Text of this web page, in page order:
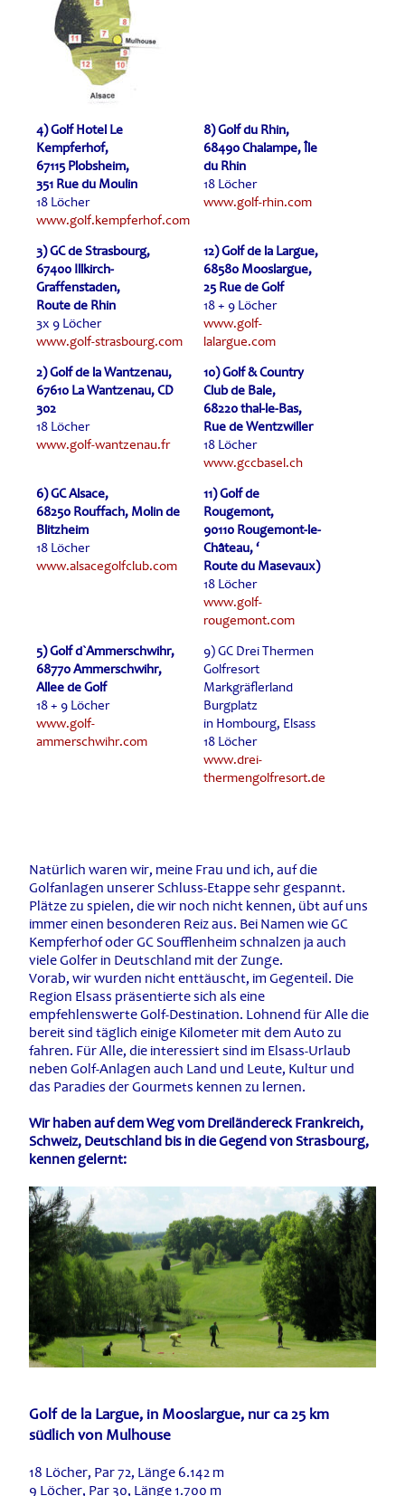
4) Golf Hotel Le
Kempferhof,
67115 Plobsheim,
351 Rue du Moulin
18 Löcher
www.golf.kempferhof.com
8) Golf du Rhin,
68490 Chalampe, Île
du Rhin
18 Löcher
www.golf-rhin.com
3) GC de Strasbourg,
67400 Illkirch-
Graffenstaden,
Route de Rhin
3x 9 Löcher
www.golf-strasbourg.com
12) Golf de la Largue,
68580 Mooslargue,
25 Rue de Golf
18 + 9 Löcher
www.golf-
lalargue.com
2) Golf de la Wantzenau,
67610 La Wantzenau, CD
302
18 Löcher
www.golf-wantzenau.fr
10) Golf & Country
Club de Bale,
68220 thal-le-Bas,
Rue de Wentzwiller
18 Löcher
www.gccbasel.ch
6) GC Alsace,
68250 Rouffach, Molin de
Blitzheim
18 Löcher
www.alsacegolfclub.com
11) Golf de
Rougemont,
90110 Rougemont-le-
Château, ‘
Route du Masevaux)
18 Löcher
www.golf-
rougemont.com
5) Golf d`Ammerschwihr,
68770 Ammerschwihr,
Allee de Golf
18 + 9 Löcher
www.golf-
ammerschwihr.com
9) GC Drei Thermen
Golfresort
Markgräflerland
Burgplatz
in Hombourg, Elsass
18 Löcher
www.drei-
thermengolfresort.de
Natürlich waren wir, meine Frau und ich, auf die
Golfanlagen unserer Schluss-Etappe sehr gespannt.
Plätze zu spielen, die wir noch nicht kennen, übt auf uns
immer einen besonderen Reiz aus. Bei Namen wie GC
Kempferhof oder GC Soufflenheim schnalzen ja auch
viele Golfer in Deutschland mit der Zunge.
Vorab, wir wurden nicht enttäuscht, im Gegenteil. Die
Region Elsass präsentierte sich als eine
empfehlenswerte Golf-Destination. Lohnend für Alle die
bereit sind täglich einige Kilometer mit dem Auto zu
fahren. Für Alle, die interessiert sind im Elsass-Urlaub
neben Golf-Anlagen auch Land und Leute, Kultur und
das Paradies der Gourmets kennen zu lernen.
Wir haben auf dem Weg vom Dreiländereck Frankreich,
Schweiz, Deutschland bis in die Gegend von Strasbourg,
kennen gelernt:
Golf de la Largue, in Mooslargue, nur ca 25 km
südlich von Mulhouse
18 Löcher, Par 72, Länge 6.142 m
9 Löcher, Par 30, Länge 1.700 m